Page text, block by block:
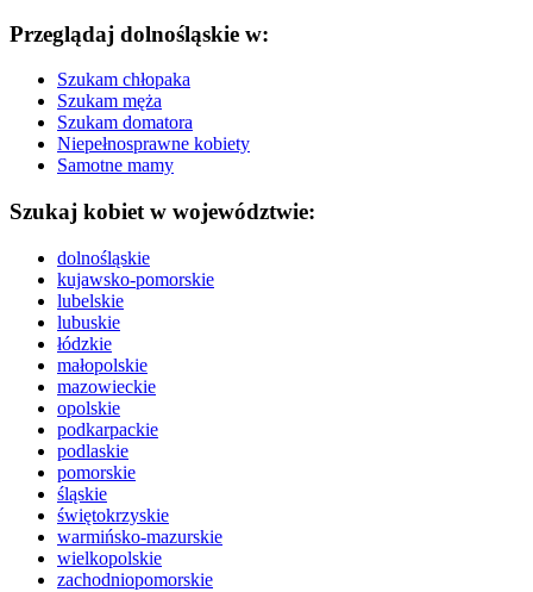
Przeglądaj dolnośląskie w:
Szukam chłopaka
Szukam męża
Szukam domatora
Niepełnosprawne kobiety
Samotne mamy
Szukaj kobiet w województwie:
dolnośląskie
kujawsko-pomorskie
lubelskie
lubuskie
łódzkie
małopolskie
mazowieckie
opolskie
podkarpackie
podlaskie
pomorskie
śląskie
świętokrzyskie
warmińsko-mazurskie
wielkopolskie
zachodniopomorskie